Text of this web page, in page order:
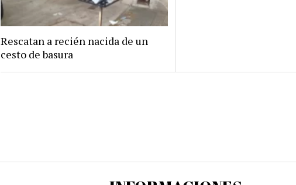
Rescatan a recién nacida de un
cesto de basura